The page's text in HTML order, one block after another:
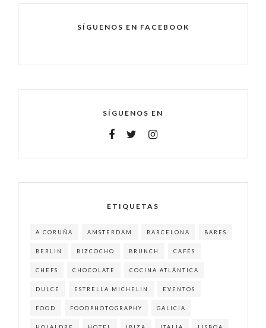
SÍGUENOS EN FACEBOOK
SÍGUENOS EN
ETIQUETAS
A CORUÑA AMSTERDAM BARCELONA BARES
BERLIN BIZCOCHO BRUNCH CAFÉS
CHEFS CHOCOLATE COCINA ATLÁNTICA
DULCE ESTRELLA MICHELIN EVENTOS
FOOD FOODPHOTOGRAPHY GALICIA